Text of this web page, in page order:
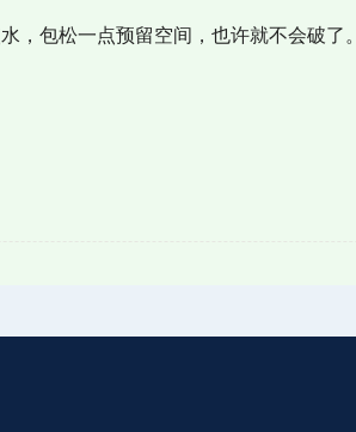
，包松一点预留空间，也许就不会破了。